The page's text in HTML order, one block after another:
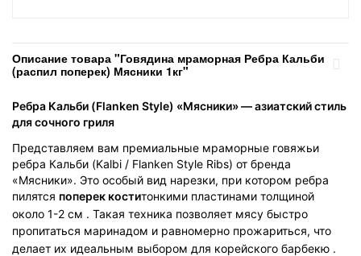
Описание товара "Говядина мраморная Ребра Кальби
(распил поперек) Мясники 1кг"
Ребра Кальби (Flanken Style) «Мясники» — азиатский стиль
для сочного гриля
Представляем вам премиальные мраморные говяжьи
ребра Кальби (Kalbi / Flanken Style Ribs) от бренда
«Мясники». Это особый вид нарезки, при котором ребра
пилятся поперек коститонкими пластинами толщиной
около 1-2 см . Такая техника позволяет мясу быстро
пропитаться маринадом и равномерно прожариться, что
делает их идеальным выбором для корейского барбекю .